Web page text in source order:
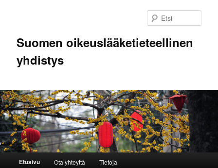
Suomen oikeuslääketieteellinen
yhdistys
PäävalikkoEtusivu Ota yhteyttä Tietoja